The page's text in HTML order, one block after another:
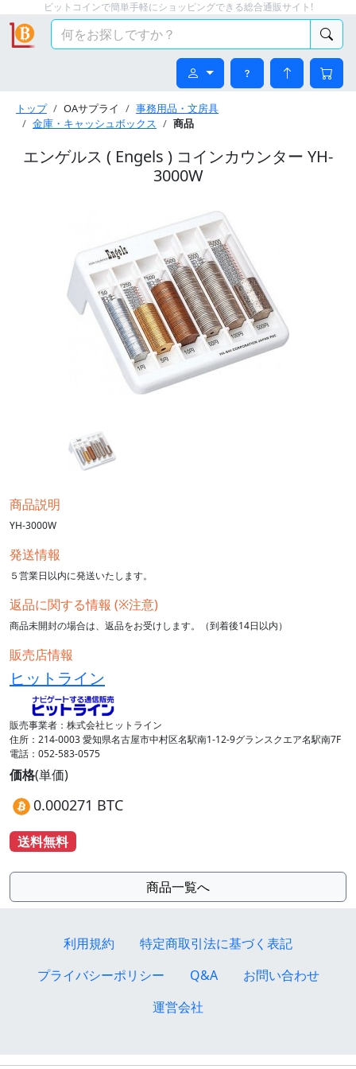
ビットコインで簡単手軽にショッピングできる総合通販サイト!
トップ OAサプライ
事務用品・文房具
金庫・キャッシュボックス
商品
エンゲルス ( Engels ) コインカウンター YH-
3000W
商品説明
YH-3000W
発送情報
５営業日以内に発送いたします。
返品に関する情報 (※注意)
商品未開封の場合は、返品をお受けします。（到着後14日以内）
販売店情報
ヒットライン
販売事業者：株式会社ヒットライン
住所：214-0003 愛知県名古屋市中村区名駅南1-12-9グランスクエア名駅南7F
電話：052-583-0575
価格(単価)
0.000271 BTC
送料無料
商品一覧へ
利用規約
特定商取引法に基づく表記
プライバシーポリシー
Q&A
お問い合わせ
運営会社